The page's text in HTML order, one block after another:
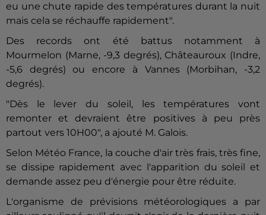
eu une chute rapide des températures durant la nuit
mais cela se réchauffe rapidement".
Des records ont été battus notamment à
Mourmelon (Marne, -9,3 degrés), Châteauroux (Indre,
-5,6 degrés) ou encore à Vannes (Morbihan, -3,2
degrés).
"Dès le lever du soleil, les températures vont
remonter et devraient être positives à peu près
partout vers 10H00", a ajouté M. Galois.
Selon Météo France, la couche d'air très frais, très fine,
se dissipe rapidement avec l'apparition du soleil et
demande assez peu d'énergie pour être réduite.
L'organisme de prévisions météorologiques a par